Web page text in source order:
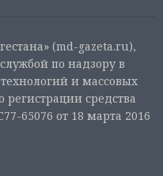
(md-gazeta.ru),
по надзору в
и массовых
средства
65076 от 18 марта 2016